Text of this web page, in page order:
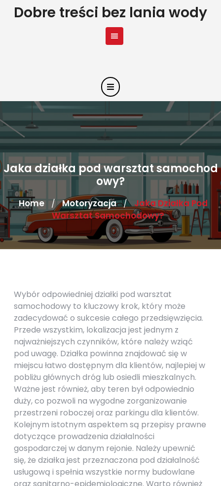
SkipDobre treści bez lania wody
Jaka działka pod warsztat samochod
owy?
Home / Motoryzacja / Jaka Działka Pod
Warsztat Samochodowy?
Wybór odpowiedniej działki pod warsztat
samochodowy to kluczowy krok, który może
zadecydować o sukcesie całego przedsięwzięcia.
Przede wszystkim, lokalizacja jest jednym z
najważniejszych czynników, które należy wziąć
pod uwagę. Działka powinna znajdować się w
miejscu łatwo dostępnym dla klientów, najlepiej w
pobliżu głównych dróg lub osiedli mieszkalnych.
Ważne jest również, aby teren był odpowiednio
duży, co pozwoli na wygodne zorganizowanie
przestrzeni roboczej oraz parkingu dla klientów.
Kolejnym istotnym aspektem są przepisy prawne
dotyczące prowadzenia działalności
gospodarczej w danym rejonie. Należy upewnić
się, że działka jest przeznaczona pod działalność
usługową i spełnia wszystkie normy budowlane